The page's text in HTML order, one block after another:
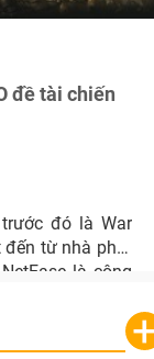
đề tài chiến
trước đó là War
từ nhà phát
là công
Revolution